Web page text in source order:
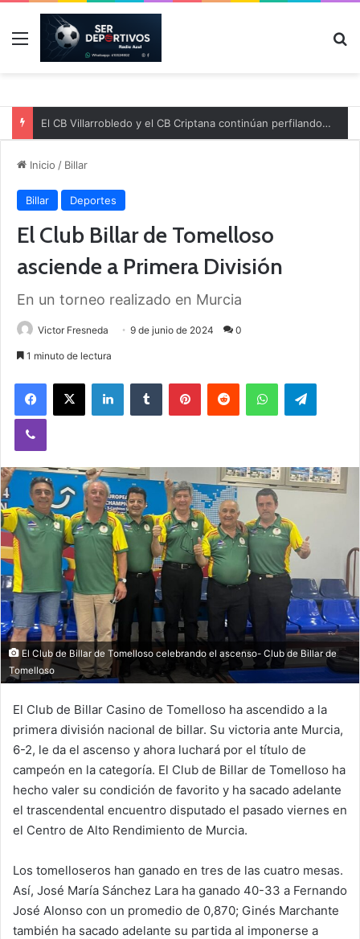
Menú
El CB Villarrobledo y el CB Criptana continúan perfilando sus plantillas
Inicio / Billar
Billar Deportes
El Club Billar de Tomelloso
asciende a Primera División
En un torneo realizado en Murcia
Victor Fresneda 9 de junio de 2024 0
1 minuto de lectura
El Club de Billar de Tomelloso celebrando el ascenso- Club de Billar de
Tomelloso
El Club de Billar Casino de Tomelloso ha ascendido a la
primera división nacional de billar. Su victoria ante Murcia,
6-2, le da el ascenso y ahora luchará por el título de
campeón en la categoría. El Club de Billar de Tomelloso ha
hecho valer su condición de favorito y ha sacado adelante
el trascendental encuentro disputado el pasado viernes en
el Centro de Alto Rendimiento de Murcia.
Los tomelloseros han ganado en tres de las cuatro mesas.
Así, José María Sánchez Lara ha ganado 40-33 a Fernando
José Alonso con un promedio de 0,870; Ginés Marchante
también ha sacado adelante su partida al imponerse a